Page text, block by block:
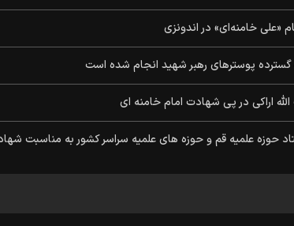
«علی خامنه‌ای» در اندونزی
گسترده پوسترهای رهبر شهید انجام شده است
اراکی در پی شهادت امام خامنه ای
حوزه علمیه قم و حوزه های علمیه سراسر کشور به مناسبت